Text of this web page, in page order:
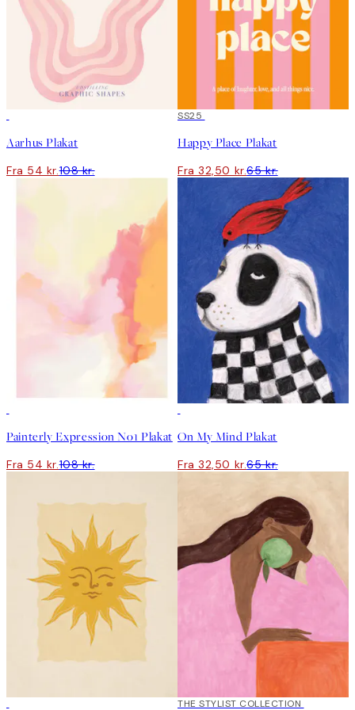
Aarhus Plakat
Fra 54 kr.108 kr.
50%*
SS25
Happy Place Plakat
Fra 32,50 kr.65 kr.
Painterly Expression No1 Plakat
Fra 54 kr.108 kr.
On My Mind Plakat
Fra 32,50 kr.65 kr.
50%*
THE STYLIST COLLECTION